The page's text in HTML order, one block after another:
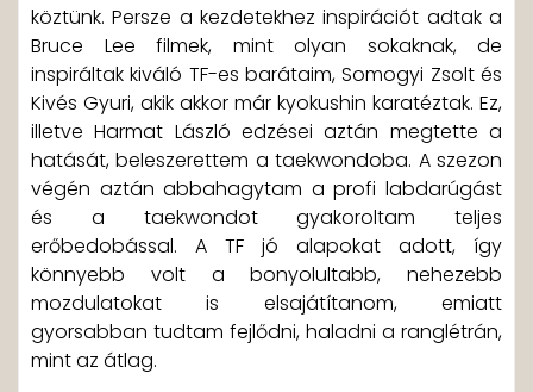
köztünk. Persze a kezdetekhez inspirációt adtak a
Bruce Lee filmek, mint olyan sokaknak, de
inspiráltak kiváló TF-es barátaim, Somogyi Zsolt és
Kivés Gyuri, akik akkor már kyokushin karatéztak. Ez,
illetve Harmat László edzései aztán megtette a
hatását, beleszerettem a taekwondoba. A szezon
végén aztán abbahagytam a profi labdarúgást
és a taekwondot gyakoroltam teljes
erőbedobással. A TF jó alapokat adott, így
könnyebb volt a bonyolultabb, nehezebb
mozdulatokat is elsajátítanom, emiatt
gyorsabban tudtam fejlődni, haladni a ranglétrán,
mint az átlag.